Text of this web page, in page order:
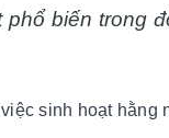
phổ biến trong
sinh hoạt hằng